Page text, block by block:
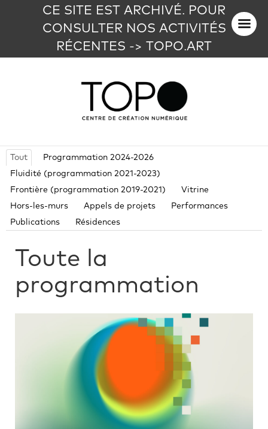
CE SITE EST ARCHIVÉ. POUR
CONSULTER NOS ACTIVITÉS
RÉCENTES -> TOPO.ART
Tout
Programmation 2024-2026
Fluidité (programmation 2021-2023)
Frontière (programmation 2019-2021)
Vitrine
Hors-les-murs
Appels de projets
Performances
Publications
Résidences
Toute la
programmation